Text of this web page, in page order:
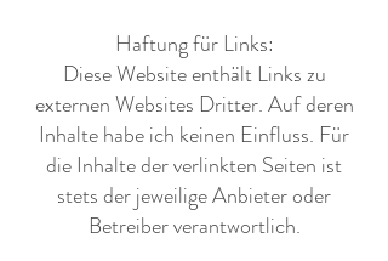
Haftung für Links:
Diese Website enthält Links zu
externen Websites Dritter. Auf deren
Inhalte habe ich keinen Einfluss. Für
die Inhalte der verlinkten Seiten ist
stets der jeweilige Anbieter oder
Betreiber verantwortlich.